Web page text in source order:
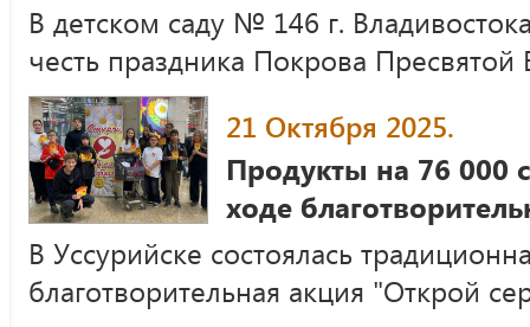
В детском саду № 146 г.
честь праздника Покрова
21 Октября 2025.
Продукты на 76 000
ходе
В Уссурийске состоялась
благотворительная акция "Открой